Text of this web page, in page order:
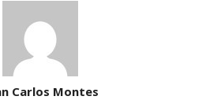
Carlos Montes